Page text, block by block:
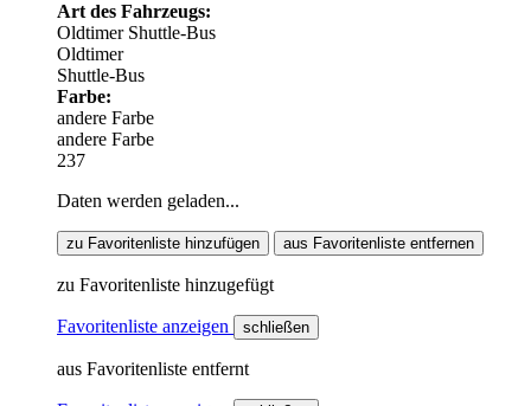
Art des Fahrzeugs:
Oldtimer Shuttle-Bus
Oldtimer
Shuttle-Bus
Farbe:
andere Farbe
andere Farbe
237
Daten werden geladen...
zu Favoritenliste hinzufügen aus Favoritenliste entfernen
zu Favoritenliste hinzugefügt
Favoritenliste anzeigen schließen
aus Favoritenliste entfernt